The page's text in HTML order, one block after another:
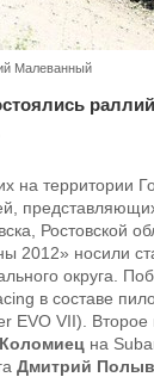
Малеванный
на территории
Ростовской
носили
округа.
в составе
EVO VII).
на
Дмитрий